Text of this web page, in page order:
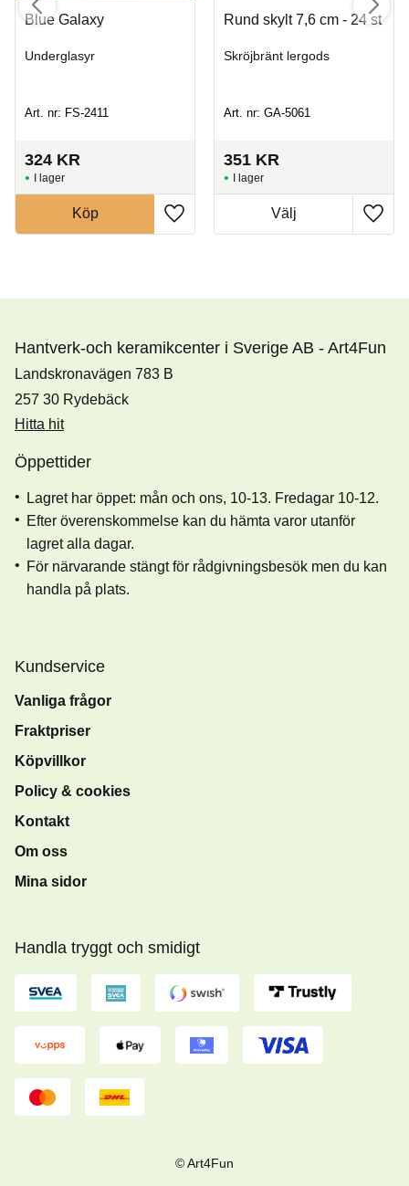
Blue Galaxy
Underglasyr
Art. nr: FS-2411
324 KR
I lager
Köp
Rund skylt 7,6 cm - 24 st
Skröjbränt lergods
Art. nr: GA-5061
351 KR
I lager
Hantverk-och keramikcenter i Sverige AB - Art4Fun
Landskronavägen 783 B
257 30 Rydebäck
Hitta hit
Öppettider
Lagret har öppet: mån och ons, 10-13. Fredagar 10-12.
Efter överenskommelse kan du hämta varor utanför
lagret alla dagar.
För närvarande stängt för rådgivningsbesök men du kan
handla på plats.
Kundservice
Vanliga frågor
Fraktpriser
Köpvillkor
Policy & cookies
Kontakt
Om oss
Mina sidor
Handla tryggt och smidigt
© Art4Fun